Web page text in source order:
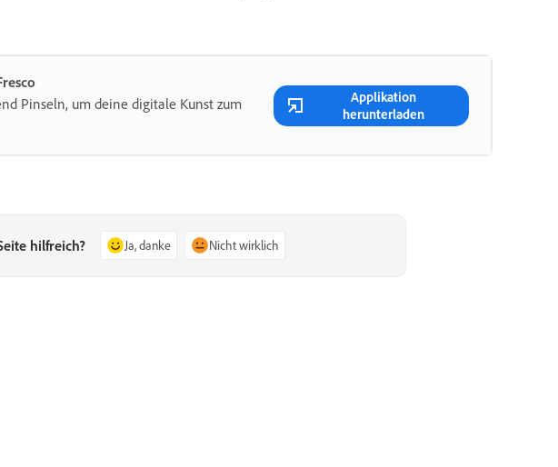
Pinseln, um deine digitale Kunst zum
Applikation
herunterladen
hilfreich? Ja, danke Nicht wirklich